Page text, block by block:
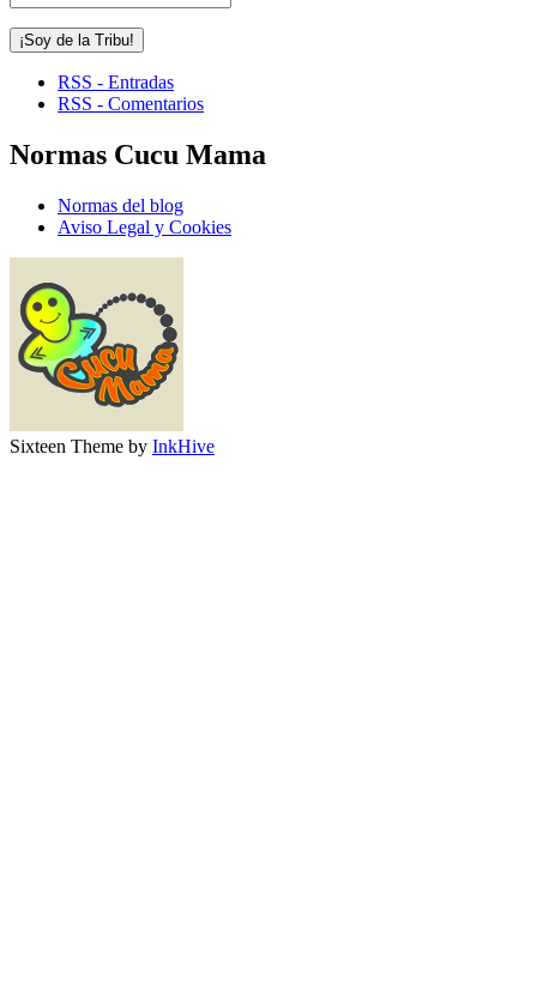
RSS - Entradas
RSS - Comentarios
Normas Cucu Mama
Normas del blog
Aviso Legal y Cookies
Sixteen Theme by InkHive